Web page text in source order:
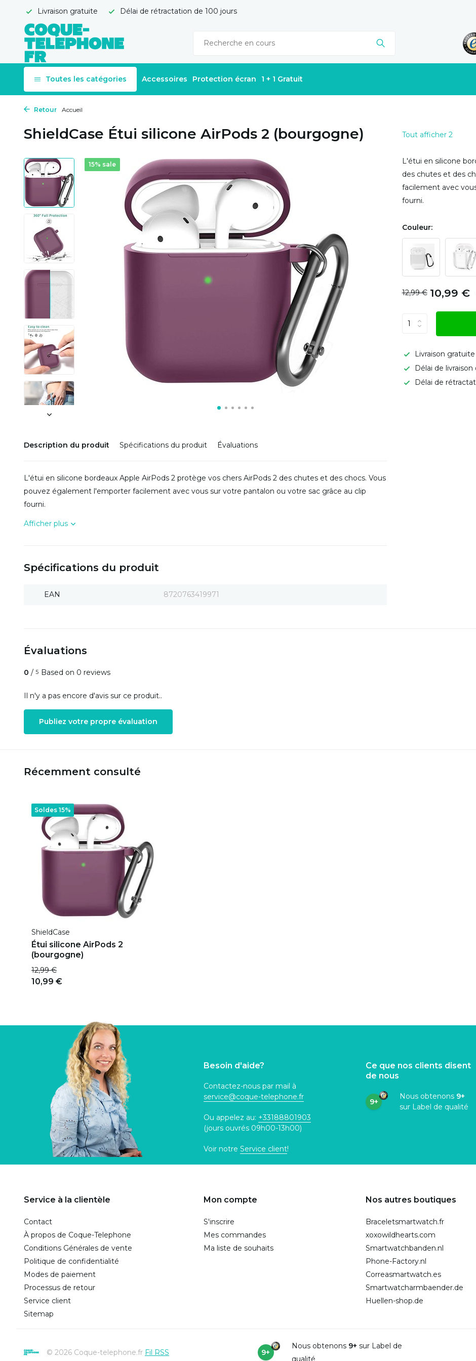
Livraison gratuite Délai de rétractation de 100 jours
Toutes les catégories Accessoires Protection écran 1 + 1 Gratuit
Retour Accueil
ShieldCase Étui silicone AirPods 2 (bourgogne)
15% sale
Description du produit Spécifications du produit Évaluations
L'étui en silicone bordeaux Apple AirPods 2 protège vos chers AirPods 2 des chutes et des chocs. Vous
pouvez également l'emporter facilement avec vous sur votre pantalon ou votre sac grâce au clip
fourni.
Afficher plus
Spécifications du produit
EAN 8720763419971
Tout afficher 2
L'étui en silicone
des chutes et des
facilement avec
fourni.
Couleur:
12,99 € 10,99 €
Livraison gratuite
Délai de
Délai de
Évaluations
0 / 5 Based on 0 reviews
Il n'y a pas encore d'avis sur ce produit..
Publiez votre propre évaluation
Récemment consulté
Soldes 15%
ShieldCase
Étui silicone AirPods 2
(bourgogne)
12,99 €
10,99 €
Besoin d'aide?
Contactez-nous par mail à
service@coque-telephone.fr
Ou appelez au: +33188801903
(jours ouvrés 09h00-13h00)
Voir notre Service client!
Ce que nos clients disent
de nous
9+
Nous obtenons 9+
sur Label de qualité
Service à la clientèle
Contact
À propos de Coque-Telephone
Conditions Générales de vente
Politique de confidentialité
Modes de paiement
Processus de retour
Service client
Sitemap
Mon compte
S'inscrire
Mes commandes
Ma liste de souhaits
Nos autres boutiques
Braceletsmartwatch.fr
xoxowildhearts.com
Smartwatchbanden.nl
Phone-Factory.nl
Correasmartwatch.es
Smartwatcharmbaender.de
Huellen-shop.de
© 2026 Coque-telephone.fr Fil RSS 9+
Nous obtenons 9+sur Label de
qualité